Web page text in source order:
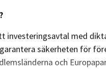
investeringsavtal med
säkerheten för
och